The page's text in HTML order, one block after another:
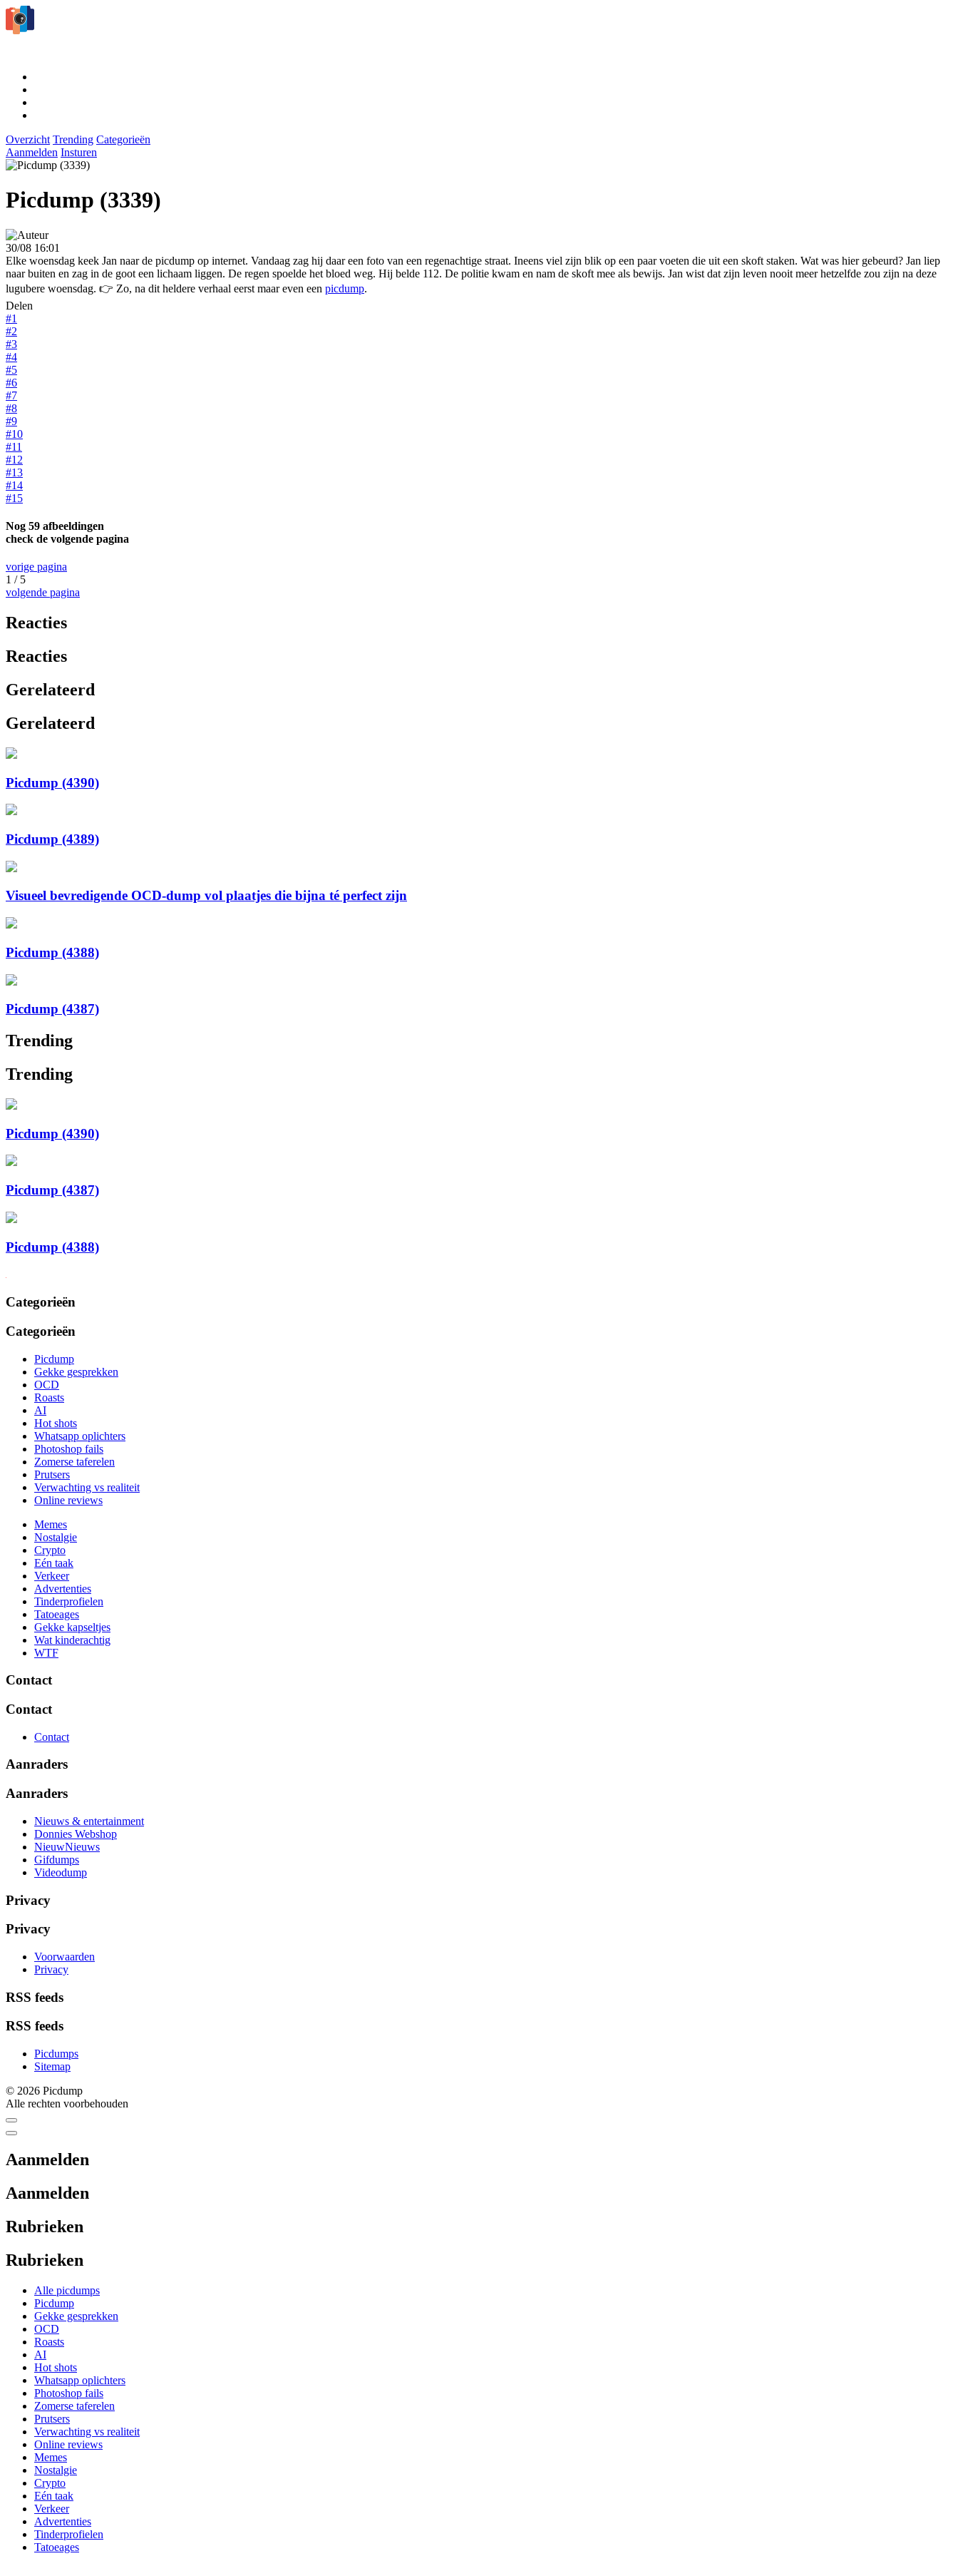
Overzicht Trending Categorieën
Aanmelden Insturen
Picdump (3339)
30/08 16:01
Elke woensdag keek Jan naar de picdump op internet. Vandaag zag hij daar een foto van een regenachtige straat. Ineens viel zijn blik op een paar voeten die uit een skoft staken. Wat was hier gebeurd? Jan liep
naar buiten en zag in de goot een lichaam liggen. De regen spoelde het bloed weg. Hij belde 112. De politie kwam en nam de skoft mee als bewijs. Jan wist dat zijn leven nooit meer hetzelfde zou zijn na deze
lugubere woensdag. 👉 Zo, na dit heldere verhaal eerst maar even een picdump.
Delen
#1
#2
#3
#4
#5
#6
#7
#8
#9
#10
#11
#12
#13
#14
#15
Nog 59 afbeeldingen
check de volgende pagina
vorige pagina
1 / 5
volgende pagina
Reacties
Reacties
Gerelateerd
Gerelateerd
Picdump (4390)
Picdump (4389)
Visueel bevredigende OCD-dump vol plaatjes die bijna té perfect zijn
Picdump (4388)
Picdump (4387)
Trending
Trending
Picdump (4390)
Picdump (4387)
Picdump (4388)
Categorieën
Categorieën
Picdump
Gekke gesprekken
OCD
Roasts
AI
Hot shots
Whatsapp oplichters
Photoshop fails
Zomerse taferelen
Prutsers
Verwachting vs realiteit
Online reviews
Memes
Nostalgie
Crypto
Eén taak
Verkeer
Advertenties
Tinderprofielen
Tatoeages
Gekke kapseltjes
Wat kinderachtig
WTF
Contact
Contact
Contact
Aanraders
Aanraders
Nieuws & entertainment
Donnies Webshop
NieuwNieuws
Gifdumps
Videodump
Privacy
Privacy
Voorwaarden
Privacy
RSS feeds
RSS feeds
Picdumps
Sitemap
© 2026 Picdump
Alle rechten voorbehouden
Aanmelden
Aanmelden
Rubrieken
Rubrieken
Alle picdumps
Picdump
Gekke gesprekken
OCD
Roasts
AI
Hot shots
Whatsapp oplichters
Photoshop fails
Zomerse taferelen
Prutsers
Verwachting vs realiteit
Online reviews
Memes
Nostalgie
Crypto
Eén taak
Verkeer
Advertenties
Tinderprofielen
Tatoeages